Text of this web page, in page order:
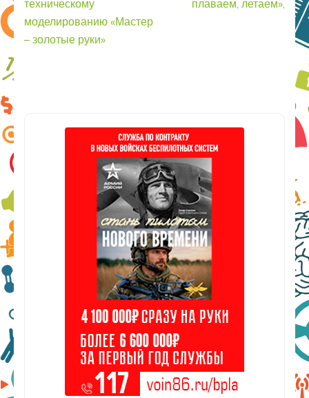
техническому
моделированию «Мастер
– золотые руки»
плаваем, летаем»,